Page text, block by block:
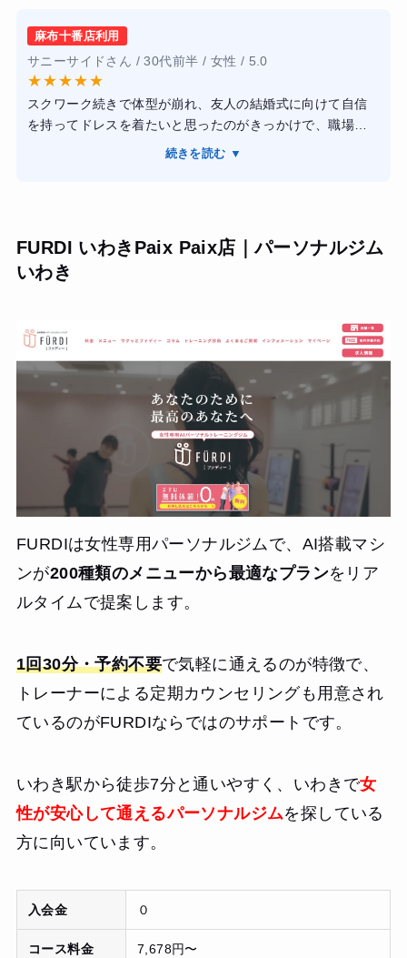
でした。理論に基づいたサプリメントの摂取タイミングな
どのアドバイスも非常にプロフェッショナルです。
【結果・変化】
2ヶ月のコースで体脂肪率が18%から12%まで落ち、目標だ
った腹筋のラインがはっきりと見えるようになりました。
正しいフォームで高重量を扱う楽しさを知ったことで、ジ
ことができました。
点が何よりも魅力的でした。
仕事帰りに寄る場合、どうしても気になるのが荷物の多さ
です。
その点を考えると、やはりこういった店舗サービスが手厚
いところに行きたいなと思います。
また、プロテインを持っていく必要がなく店で出してくれ
麻布十番店利用
サニーサイドさん / 30代前半 / 女性 / 5.0
★★★★★
スクワーク続きで体型が崩れ、友人の結婚式に向けて自信
を持ってドレスを着たいと思ったのがきっかけで、職場か
ら通いやすいBEYOND麻布十番店を選びました。
付き方に合わせた理論的な指導をしてくれました。特に
「糖質制限を一切しない」食事管理のおかげで、大好きな
結果として3ヶ月で体重以上に見た目が引き締まり、長年の
悩みだった猫背も改善されました。料金は決して安くはあ
りませんが、リバウンドしにくい正しい知識と自信を手に
入れられたので、30代の自己投資としては非常に価値のあ
る体験だったと感じています。
続きを読む ▼
FURDI いわきPaix Paix店｜パーソナルジム
いわき
FURDIは女性専用パーソナルジムで、AI搭載マシ
ンが200種類のメニューから最適なプランをリア
ルタイムで提案します。
1回30分・予約不要で気軽に通えるのが特徴で、
トレーナーによる定期カウンセリングも用意され
ているのがFURDIならではのサポートです。
いわき駅から徒歩7分と通いやすく、いわきで女
性が安心して通えるパーソナルジムを探している
方に向いています。
入会金 ０
コース料金 7,678円〜